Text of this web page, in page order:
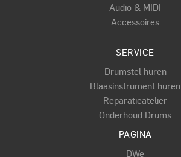
Audio & MIDI
Accessoires
SERVICE
Drumstel huren
Blaasinstrument huren
Reparatieatelier
Onderhoud Drums
PAGINA
DWe